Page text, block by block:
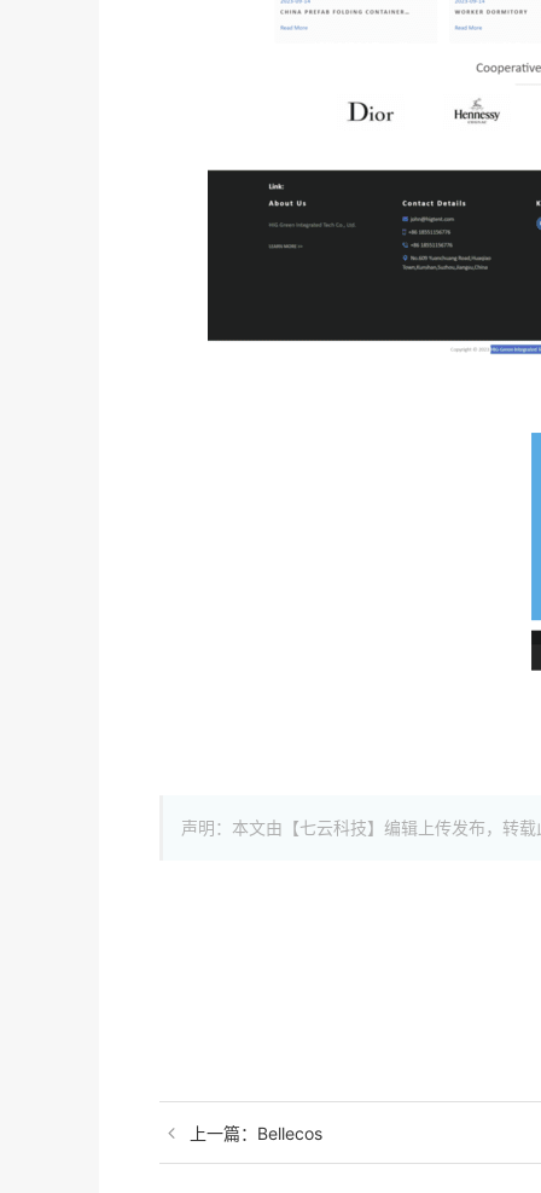
声明：本文由【七云科技】编辑上传发布，转
上一篇：Bellecos